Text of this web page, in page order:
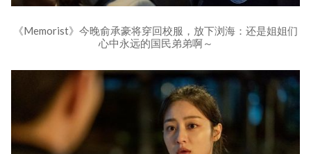
《Memorist》今晚俞承豪将穿回校服，放下浏海：还是姐姐们
心中永远的国民弟弟啊～